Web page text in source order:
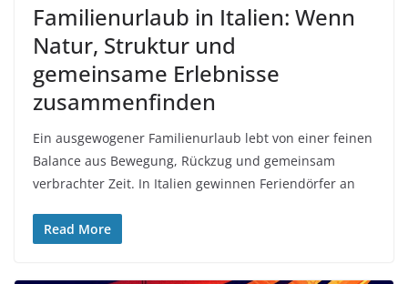
Familienurlaub in Italien: Wenn
Natur, Struktur und
gemeinsame Erlebnisse
zusammenfinden
Ein ausgewogener Familienurlaub lebt von einer feinen
Balance aus Bewegung, Rückzug und gemeinsam
verbrachter Zeit. In Italien gewinnen Feriendörfer an
Read More